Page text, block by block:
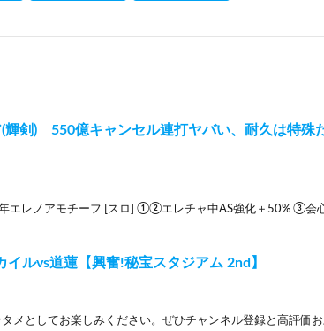
(輝剣) 550億キャンセル連打ヤバい、耐久は特殊
エレノアモチーフ [スロ] ①②エレチャ中AS強化＋50% ③会
イルvs道蓮【興奮!秘宝スタジアム 2nd】
メとしてお楽しみください。ぜひチャンネル登録と高評価